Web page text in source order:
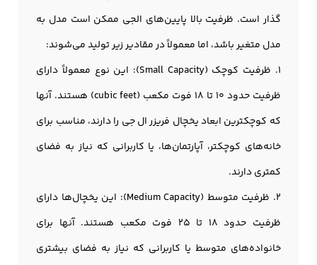
گذار است. ظرفیت بالا پایین‌های الجی ممکن است مدل به
مدل متغیر باشد، اما معمولاً در مقادیر زیر تولید می‌شوند:
1. ظرفیت کوچک (Small Capacity): این نوع معمولاً دارای
ظرفیت حدود ۱۰ تا ۱۸ فوت مکعب (cubic feet) هستند. آنها
که کوچکترین ابعاد یخچال فریزر ال جی را دارند، مناسب برای
خانه‌های کوچکتر، آپارتمان‌ها، یا کاربرانی که نیاز به فضای
کمتری دارند.
2. ظرفیت متوسط (Medium Capacity): این یخچال‌ها دارای
ظرفیت حدود ۱۸ تا ۲۵ فوت مکعب هستند. آنها برای
خانواده‌های متوسط یا کاربرانی که نیاز به فضای بیشتری